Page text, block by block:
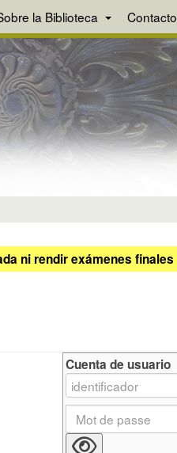
la Biblioteca Contacto
ni rendir exámenes finales
Cuenta de usuario